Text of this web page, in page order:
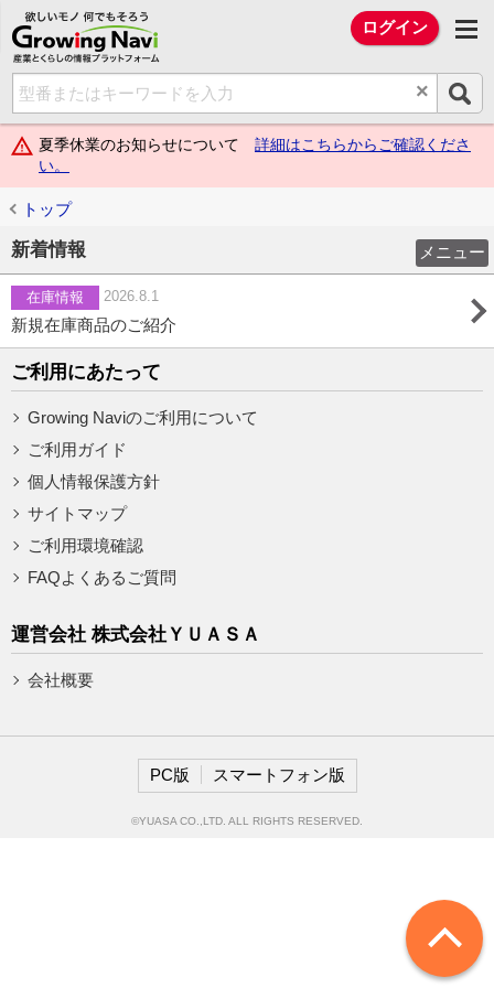
欲しいモノ 何でもそろう Growing Navi（
ログイン
×
夏季休業のお知らせについて 詳細はこちらからご確認くださ
い。
トップ
新着情報 メニュー
在庫情報 2026.8.1
新規在庫商品のご紹介
ご利用にあたって
Growing Naviのご利用について
ご利用ガイド
個人情報保護方針
サイトマップ
ご利用環境確認
FAQよくあるご質問
運営会社 株式会社ＹＵＡＳＡ
会社概要
PC版 スマートフォン版
©YUASA CO.,LTD. ALL RIGHTS RESERVED.